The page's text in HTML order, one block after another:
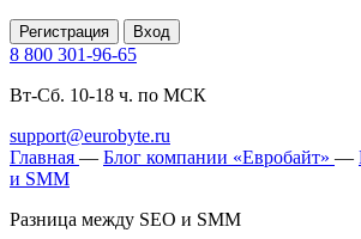
Регистрация Вход
8 800 301-96-65
Вт-Сб. 10-18 ч. по МСК
support@eurobyte.ru
Главная — Блог компании «Евробайт» —
и SMM
Разница между SEO и SMM